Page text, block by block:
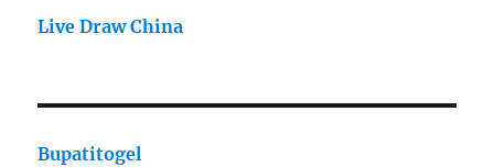
Live Draw China
Bupatitogel